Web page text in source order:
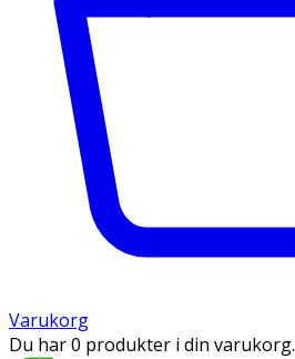
Varukorg
Du har 0 produkter i din varukorg.